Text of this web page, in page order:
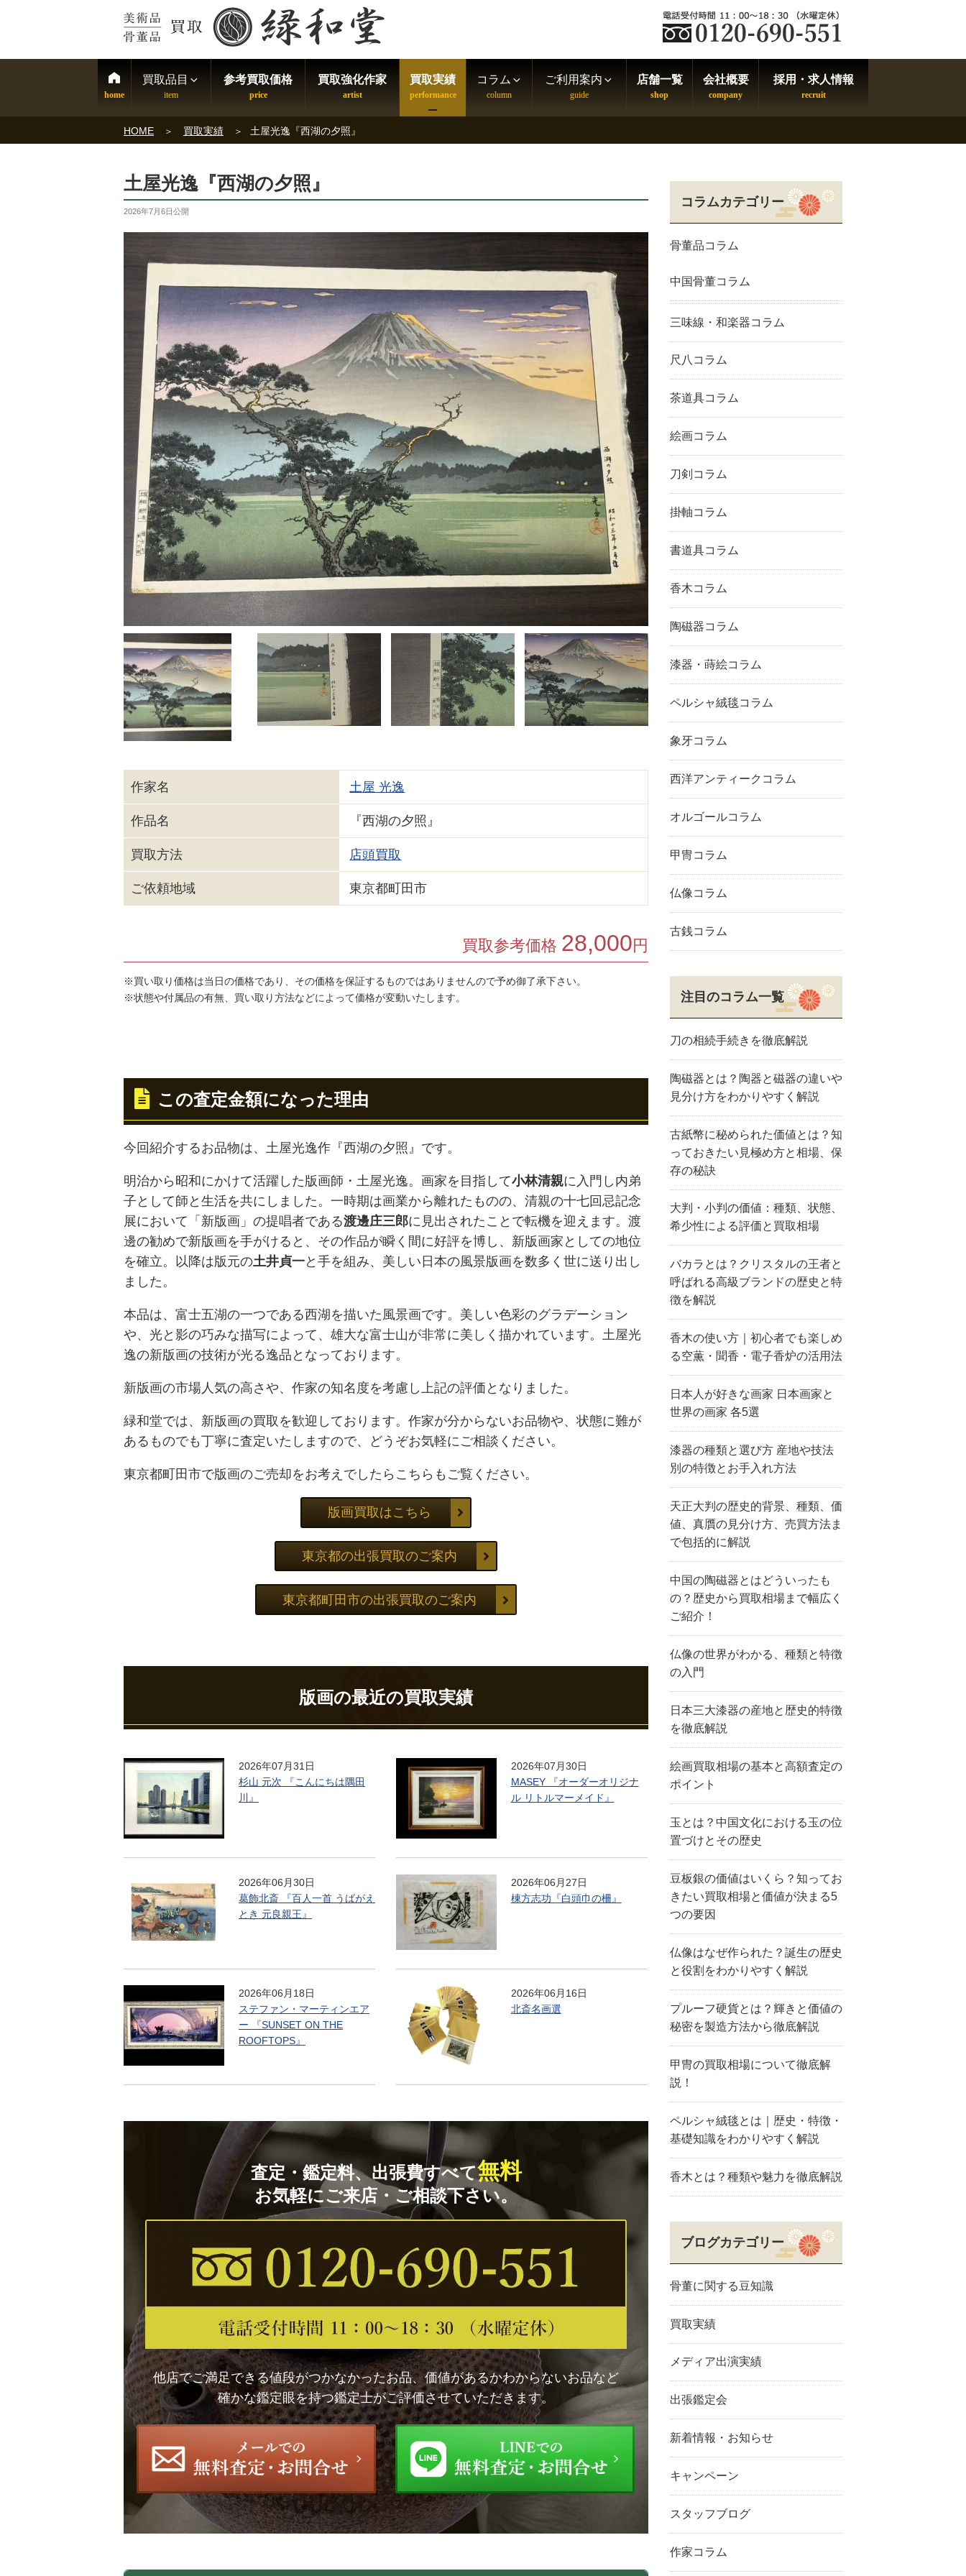
買取品目 参考買取価格 買取強化作家 買取実績 コラム ご利用案内 店舗一覧 会社概要 採用・求人情報
HOME 買取実績 土屋光逸『西湖の夕照』
土屋光逸『西湖の夕照』
2026年7月6日公開
作家名 土屋 光逸
作品名 『西湖の夕照』
買取方法 店頭買取
ご依頼地域 東京都町田市
買取参考価格 28,000 円
※買い取り価格は当日の価格であり、その価格を保証するものではありませんので予め御了承下さい。
※状態や付属品の有無、買い取り方法などによって価格が変動いたします。
この査定金額になった理由
今回紹介するお品物は、土屋光逸作『西湖の夕照』です。
明治から昭和にかけて活躍した版画師・土屋光逸。画家を目指して小林清親に入門し内弟
子として師と生活を共にしました。一時期は画業から離れたものの、清親の十七回忌記念
展において「新版画」の提唱者である渡邊庄三郎に見出されたことで転機を迎えます。渡
邊の勧めで新版画を手がけると、その作品が瞬く間に好評を博し、新版画家としての地位
を確立。以降は版元の土井貞一と手を組み、美しい日本の風景版画を数多く世に送り出し
ました。
本品は、富士五湖の一つである西湖を描いた風景画です。美しい色彩のグラデーション
や、光と影の巧みな描写によって、雄大な富士山が非常に美しく描かれています。土屋光
逸の新版画の技術が光る逸品となっております。
新版画の市場人気の高さや、作家の知名度を考慮し上記の評価となりました。
緑和堂では、新版画の買取を歓迎しております。作家が分からないお品物や、状態に難が
あるものでも丁寧に査定いたしますので、どうぞお気軽にご相談ください。
東京都町田市で版画のご売却をお考えでしたらこちらもご覧ください。
版画買取はこちら
東京都の出張買取のご案内
東京都町田市の出張買取のご案内
版画の最近の買取実績
2026年07月31日
杉山 元次 『こんにちは隅田
川』
2026年07月30日
MASEY 『オーダーオリジナ
ル リトルマーメイド』
2026年06月30日
葛飾北斎 『百人一首 うばがえ
とき 元良親王』
2026年06月27日
棟方志功『白頭巾の柵』
2026年06月18日
ステファン・マーティンエア
ー 『SUNSET ON THE
ROOFTOPS』
2026年06月16日
北斎名画選
査定・鑑定料、出張費すべて無料
お気軽にご来店・ご相談下さい。
他店でご満足できる値段がつかなかったお品、価値があるかわからないお品など
確かな鑑定眼を持つ鑑定士がご評価させていただきます。
コラムカテゴリー
骨董品コラム
中国骨董コラム
三味線・和楽器コラム
尺八コラム
茶道具コラム
絵画コラム
刀剣コラム
掛軸コラム
書道具コラム
香木コラム
陶磁器コラム
漆器・蒔絵コラム
ペルシャ絨毯コラム
象牙コラム
西洋アンティークコラム
オルゴールコラム
甲冑コラム
仏像コラム
古銭コラム
注目のコラム一覧
刀の相続手続きを徹底解説
陶磁器とは？陶器と磁器の違いや
見分け方をわかりやすく解説
古紙幣に秘められた価値とは？知
っておきたい見極め方と相場、保
存の秘訣
大判・小判の価値：種類、状態、
希少性による評価と買取相場
バカラとは？クリスタルの王者と
呼ばれる高級ブランドの歴史と特
徴を解説
香木の使い方｜初心者でも楽しめ
る空薫・聞香・電子香炉の活用法
日本人が好きな画家 日本画家と
世界の画家 各5選
漆器の種類と選び方 産地や技法
別の特徴とお手入れ方法
天正大判の歴史的背景、種類、価
値、真贋の見分け方、売買方法ま
で包括的に解説
中国の陶磁器とはどういったも
の？歴史から買取相場まで幅広く
ご紹介！
仏像の世界がわかる、種類と特徴
の入門
日本三大漆器の産地と歴史的特徴
を徹底解説
絵画買取相場の基本と高額査定の
ポイント
玉とは？中国文化における玉の位
置づけとその歴史
豆板銀の価値はいくら？知ってお
きたい買取相場と価値が決まる5
つの要因
仏像はなぜ作られた？誕生の歴史
と役割をわかりやすく解説
プルーフ硬貨とは？輝きと価値の
秘密を製造方法から徹底解説
甲冑の買取相場について徹底解
説！
ペルシャ絨毯とは｜歴史・特徴・
基礎知識をわかりやすく解説
香木とは？種類や魅力を徹底解説
ブログカテゴリー
骨董に関する豆知識
買取実績
メディア出演実績
出張鑑定会
新着情報・お知らせ
キャンペーン
スタッフブログ
作家コラム